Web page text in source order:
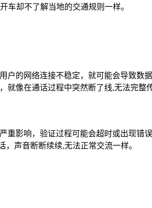
开车却不了解当地的交通规则一样。
的网络连接不稳定，就可能会导致数
像在通话过程中突然断了线,无法完整
重影响，验证过程可能会超时或出现错
声音断断续续,无法正常交流一样。